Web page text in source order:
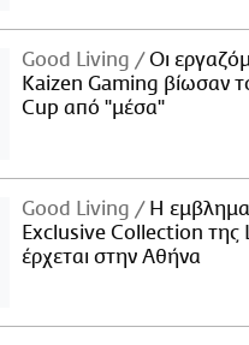
Good Living
Οι
Kaizen Gaming βίωσαν
Cup από "μέσα"
Good Living
Η
Exclusive Collection της
έρχεται στην Αθήνα